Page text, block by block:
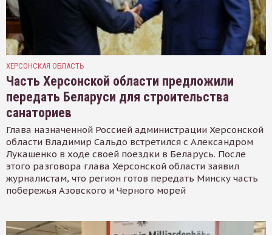
ХЕРСОНСКАЯ ОБЛАСТЬ
Часть Херсонской области предложили
передать Беларуси для строительства
санаториев
Глава назначенной Россией администрации Херсонской
области Владимир Сальдо встретился с Александром
Лукашенко в ходе своей поездки в Беларусь. После
этого разговора глава Херсонской области заявил
журналистам, что регион готов передать Минску часть
побережья Азовского и Черного морей